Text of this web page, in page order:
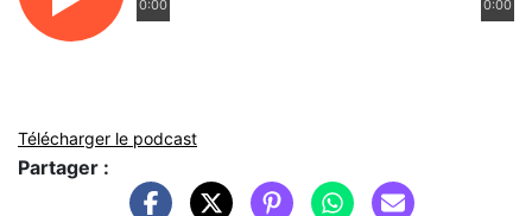
0:00 0:00
Télécharger le podcast
Partager :